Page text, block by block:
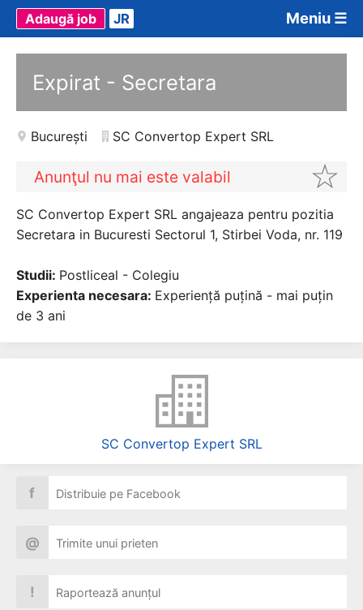
Meniu ☰
Adaugă job JR
Expirat - Secretara
București SC Convertop Expert SRL
Anunţul nu mai este valabil
SC Convertop Expert SRL angajeaza pentru pozitia
Secretara in Bucuresti Sectorul 1, Stirbei Voda, nr. 119
Studii: Postliceal - Colegiu
Experienta necesara: Experiență puțină - mai puțin
de 3 ani
SC Convertop Expert SRL
f Distribuie pe Facebook
@ Trimite unui prieten
! Raportează anunțul